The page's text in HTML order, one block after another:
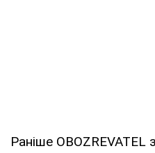
Раніше